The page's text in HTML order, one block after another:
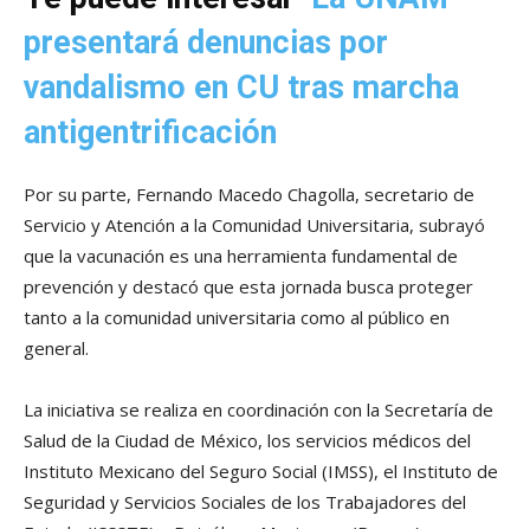
presentará denuncias por
vandalismo en CU tras marcha
antigentrificación
Por su parte, Fernando Macedo Chagolla, secretario de
Servicio y Atención a la Comunidad Universitaria, subrayó
que la vacunación es una herramienta fundamental de
prevención y destacó que esta jornada busca proteger
tanto a la comunidad universitaria como al público en
general.
La iniciativa se realiza en coordinación con la Secretaría de
Salud de la Ciudad de México, los servicios médicos del
Instituto Mexicano del Seguro Social (IMSS), el Instituto de
Seguridad y Servicios Sociales de los Trabajadores del